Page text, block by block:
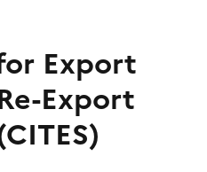
Export
Export